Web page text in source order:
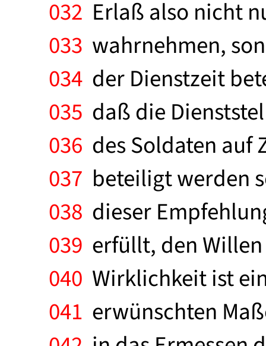
032 Erlaß also nicht
033 wahrnehmen,
034 der Dienstzeit
035 daß die
036 des Soldaten auf
037 beteiligt werden
038 dieser
039 erfüllt, den
040 Wirklichkeit ist
041 erwünschten